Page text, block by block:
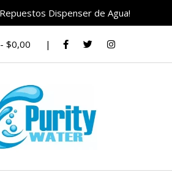
Dispenser de Agua!
- $0,00